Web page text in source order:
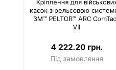
Кріплення для
касок з рельсовою
3M™ PELTOR™ ARC
VIІ
4 222.20 грн.
Під замовлення